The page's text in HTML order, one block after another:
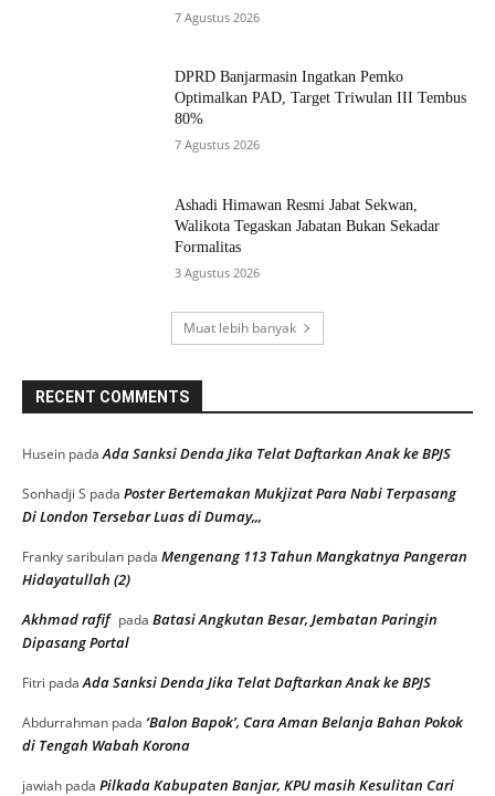
7 Agustus 2026
DPRD Banjarmasin Ingatkan Pemko
Optimalkan PAD, Target Triwulan III Tembus
80%
7 Agustus 2026
Ashadi Himawan Resmi Jabat Sekwan,
Walikota Tegaskan Jabatan Bukan Sekadar
Formalitas
3 Agustus 2026
Muat lebih banyak
RECENT COMMENTS
Husein padaAda Sanksi Denda Jika Telat Daftarkan Anak ke BPJS
Sonhadji S pada Poster Bertemakan Mukjizat Para Nabi Terpasang
Di London Tersebar Luas di Dumay,,,
Franky saribulan pada Mengenang 113 Tahun Mangkatnya Pangeran
Hidayatullah (2)
Akhmad rafif pada Batasi Angkutan Besar, Jembatan Paringin
Dipasang Portal
Fitri padaAda Sanksi Denda Jika Telat Daftarkan Anak ke BPJS
Abdurrahman pada ‘Balon Bapok’, Cara Aman Belanja Bahan Pokok
di Tengah Wabah Korona
jawiah pada Pilkada Kabupaten Banjar, KPU masih Kesulitan Cari